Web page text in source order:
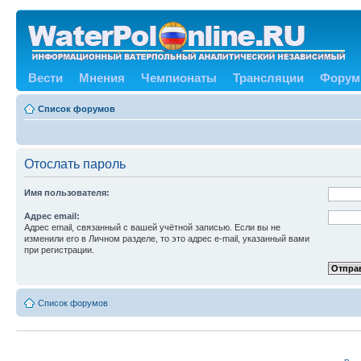
Вести Мнения Чемпионаты Трансляции Форум
Список форумов
Отослать пароль
Имя пользователя:
Адрес email:
Адрес email, связанный с вашей учётной записью. Если вы не
изменили его в Личном разделе, то это адрес e-mail, указанный вами
при регистрации.
Список форумов